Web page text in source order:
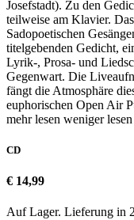
Josefstadt). Zu den
teilweise am Klavier.
Sadopoetischen
titelgebenden Gedicht,
Lyrik-, Prosa- und
Gegenwart. Die
fängt die Atmosphäre
euphorischen Open Air
mehr lesen weniger lesen
CD
€ 14,99
Auf Lager. Lieferung in